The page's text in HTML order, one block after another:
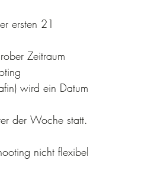
ersten 21
Zeitraum
wird ein Datum
der Woche statt.
nicht flexibel